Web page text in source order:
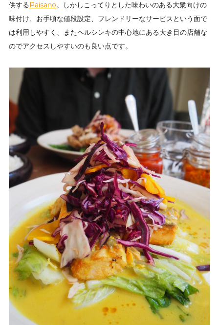
供する Paisano。しかしこってりとした味わいのある大衆向けの
味付け、お手頃な値段設定、フレンドリーなサービスという面で
は利用しやすく、またヘルシンキの中心地にある大き目の店舗な
のでアクセスしやすいのも良い点です。